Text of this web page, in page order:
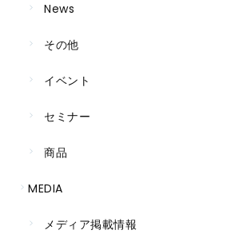
News
その他
イベント
セミナー
商品
MEDIA
メディア掲載情報